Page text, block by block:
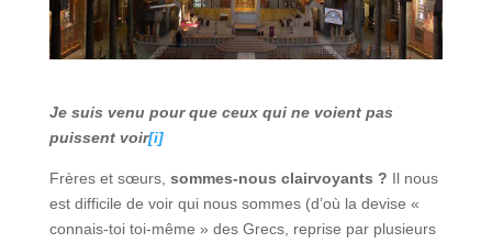
Je suis venu pour que ceux qui ne voient pas
puissent voir[i]
Frères et sœurs, sommes-nous clairvoyants ? Il nous
est difficile de voir qui nous sommes (d’où la devise «
connais-toi toi-même » des Grecs, reprise par plusieurs